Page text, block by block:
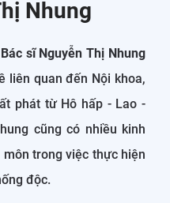
Nhung
Bác sĩ Nguyễn Thị Nhung
liên quan đến Nội khoa,
phát từ Hô hấp - Lao -
cũng có nhiều kinh
trong việc thực hiện
độc.